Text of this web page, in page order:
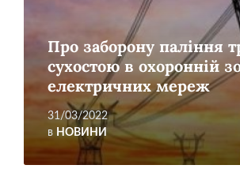
Про заборону паління
сухостою в охоронній
електричних мереж
31/03/2022
в НОВИНИ